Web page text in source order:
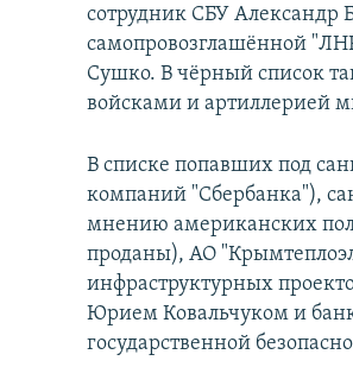
сотрудник СБУ Александр
самопровозглашённой
Сушко. В чёрный список
войсками и артиллерией
В списке попавших под
компаний "Сбербанка"),
мнению американских
проданы), АО
инфраструктурных
Юрием Ковальчуком и
государственной